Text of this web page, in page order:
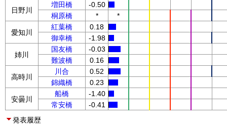
日野川
増田橋
-0.50
桐原橋
* *
愛知川
紅葉橋
0.18
御幸橋
-1.98
姉川
国友橋
-0.03
難波橋
0.16
高時川
川合
0.52
錦織橋
0.23
安曇川
船橋
-1.40
常安橋
-0.41
発表履歴